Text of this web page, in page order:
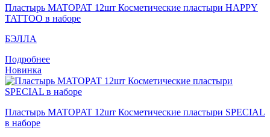
Пластырь MATOPAT 12шт Косметические пластыри HAPPY
TATTOO в наборе
БЭЛЛА
Подробнее
Новинка
Пластырь MATOPAT 12шт Косметические пластыри SPECIAL
в наборе